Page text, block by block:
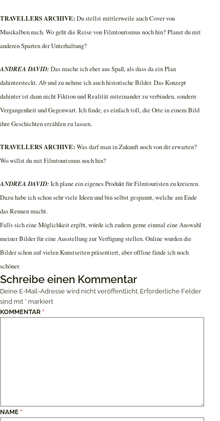
TRAVELLERS ARCHIVE: Du stellst mittlerweile auch Cover von
Musikalben nach. Wo geht die Reise von Filmtourismus noch hin? Planst du mit
anderen Sparten der Unterhaltung?
ANDREA DAVID:Das mache ich eher aus Spaß, als dass da ein Plan
dahintersteckt. Ab und zu nehme ich auch historische Bilder. Das Konzept
dahinter ist dann nicht Fiktion und Realität miteinander zu verbinden, sondern
Vergangenheit und Gegenwart. Ich finde, es einfach toll, die Orte in einem Bild
ihre Geschichten erzählen zu lassen.
TRAVELLERS ARCHIVE: Was darf man in Zukunft noch von dir erwarten?
Wo willst du mit Filmtourismus noch hin?
ANDREA DAVID:Ich plane ein eigenes Produkt für Filmtouristen zu kreieren.
Dazu habe ich schon sehr viele Ideen und bin selbst gespannt, welche am Ende
das Rennen macht.
Falls sich eine Möglichkeit ergibt, würde ich zudem gerne einmal eine Auswahl
meiner Bilder für eine Ausstellung zur Verfügung stellen. Online wurden die
Bilder schon auf vielen Kunstseiten präsentiert, aber offline fände ich noch
schöner.
Schreibe einen Kommentar
Deine E-Mail-Adresse wird nicht veröffentlicht. Erforderliche Felder
sind mit * markiert
KOMMENTAR *
NAME *